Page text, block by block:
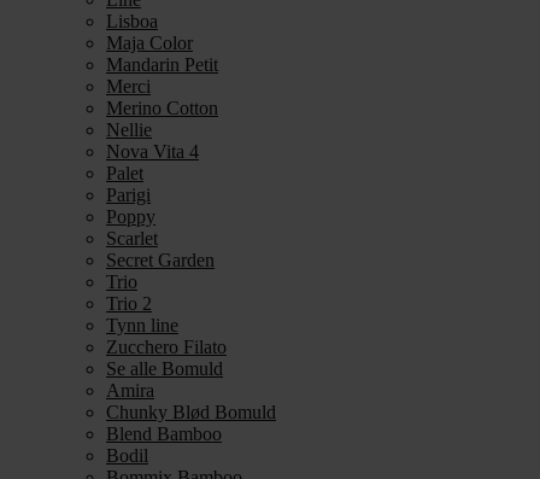
Lisboa
Maja Color
Mandarin Petit
Merci
Merino Cotton
Nellie
Nova Vita 4
Palet
Parigi
Poppy
Scarlet
Secret Garden
Trio
Trio 2
Tynn line
Zucchero Filato
Se alle Bomuld
Amira
Chunky Blød Bomuld
Blend Bamboo
Bodil